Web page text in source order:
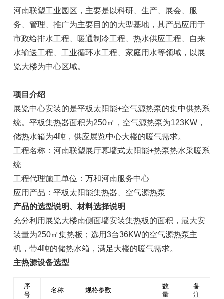
河南联塑工业园区，主要是以科研、生产、展会、服
务、管理、推广为主要目的的大型基地，其产品应用于
市政给排水工程、暖通制冷工程、热水供应工程、自来
水输送工程、工业循环水工程、家庭用水等领域，以展
览大楼为中心区域。
项目介绍
展览中心安装的是平板太阳能+空气源热泵的集中供热系
统。平板集热器面积为250㎡，空气源热泵为123KW，
储热水箱为4吨，供应展览中心大楼的暖气需求。
工程名称：河南联塑展厅幕墙式太阳能+热泵热水采暖系
统
工程代理施工单位：万和河南服务中心
应用产品：平板太阳能集热器、空气源热泵
产品的选型说明、材料选择说明
充分利用展览大楼南侧面墙安装集热板的面积，最大安
装量为250㎡集热板；选用3台36KW的空气源热泵主
机，带4吨的储热水箱，满足大楼的暖气需求。
主热源设备选型
序
号
名称 规格参数
数
量
备
注